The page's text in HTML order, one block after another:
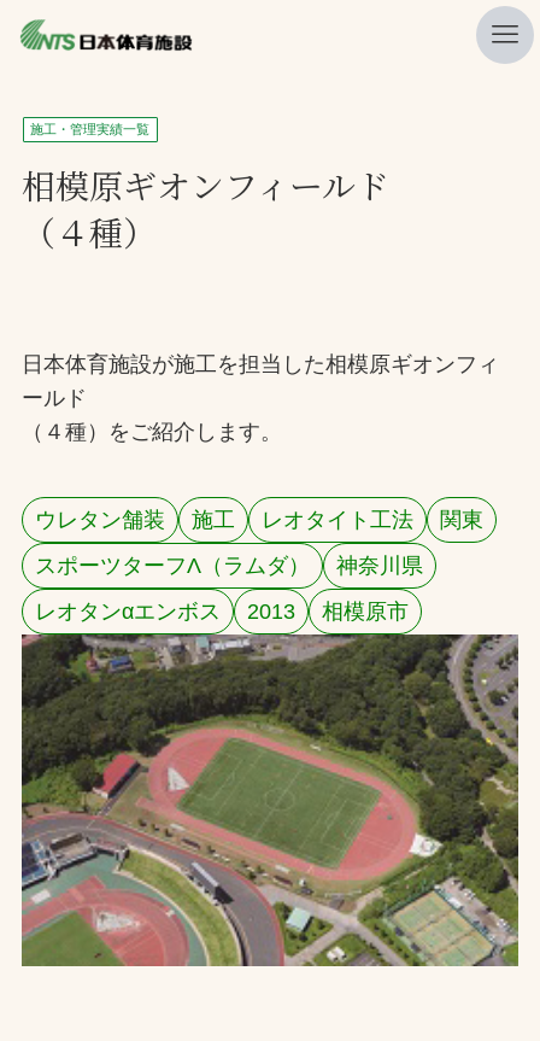
私たちの強み
ニュース
プレスリリース
施工・管理実績一覧
会社概要
検索
お問合せ
お取引先の皆様へ
プライバシーポリシー
ソーシャルメディアポリシー
Instagram
FacebookYouTube
文字の見えづらさや操作にお困りの方へ
施工・管理実績一覧
相模原ギオンフィールド
（４種）
日本体育施設が施工を担当した相模原ギオンフィ
ールド
（４種）をご紹介します。
ウレタン舗装 施工 レオタイト工法
関東
スポーツターフΛ（ラムダ）
神奈川県
レオタンαエンボス
2013 相模原市